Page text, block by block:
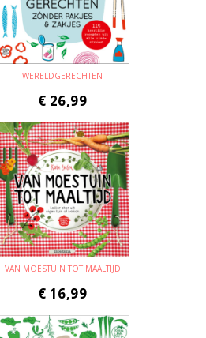
WERELDGERECHTEN
€ 26,99
VAN MOESTUIN TOT MAALTIJD
€ 16,99